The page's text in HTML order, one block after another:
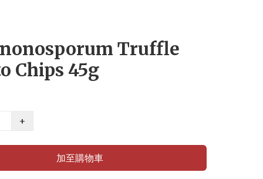
Truffle
Chips 45g
+
加至購物車